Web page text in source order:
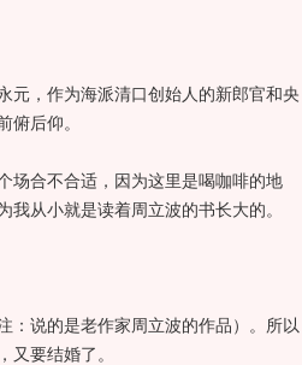
，作为海派清口创始人的新郎官和央
俯后仰。
合不合适，因为这里是喝咖啡的地
从小就是读着周立波的书长大的。
说的是老作家周立波的作品）。所以
要结婚了。